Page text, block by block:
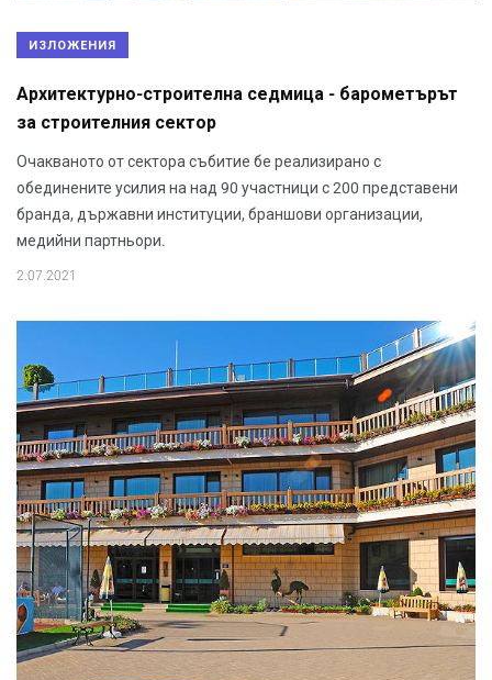
ИЗЛОЖЕНИЯ
Архитектурно-строителна седмица - барометърът
за строителния сектор
Очакваното от сектора събитие бе реализирано с
обединените усилия на над 90 участници с 200 представени
бранда, държавни институции, браншови организации,
медийни партньори.
2.07.2021